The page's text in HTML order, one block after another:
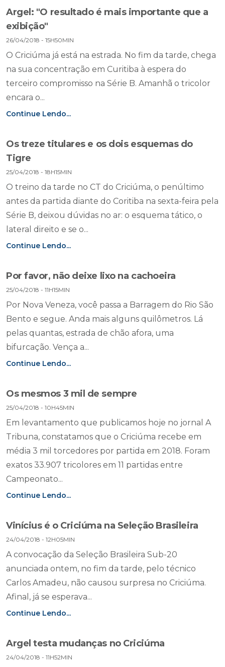
Argel: "O resultado é mais importante que a
exibição"
26/04/2018 - 15H50MIN
O Criciúma já está na estrada. No fim da tarde, chega
na sua concentração em Curitiba à espera do
terceiro compromisso na Série B. Amanhã o tricolor
encara o...
Continue Lendo...
Os treze titulares e os dois esquemas do
Tigre
25/04/2018 - 18H15MIN
O treino da tarde no CT do Criciúma, o penúltimo
antes da partida diante do Coritiba na sexta-feira pela
Série B, deixou dúvidas no ar: o esquema tático, o
lateral direito e se o...
Continue Lendo...
Por favor, não deixe lixo na cachoeira
25/04/2018 - 11H15MIN
Por Nova Veneza, você passa a Barragem do Rio São
Bento e segue. Anda mais alguns quilômetros. Lá
pelas quantas, estrada de chão afora, uma
bifurcação. Vença a...
Continue Lendo...
Os mesmos 3 mil de sempre
25/04/2018 - 10H45MIN
Em levantamento que publicamos hoje no jornal A
Tribuna, constatamos que o Criciúma recebe em
média 3 mil torcedores por partida em 2018. Foram
exatos 33.907 tricolores em 11 partidas entre
Campeonato...
Continue Lendo...
Vinícius é o Criciúma na Seleção Brasileira
24/04/2018 - 12H05MIN
A convocação da Seleção Brasileira Sub-20
anunciada ontem, no fim da tarde, pelo técnico
Carlos Amadeu, não causou surpresa no Criciúma.
Afinal, já se esperava...
Continue Lendo...
Argel testa mudanças no Criciúma
24/04/2018 - 11H52MIN